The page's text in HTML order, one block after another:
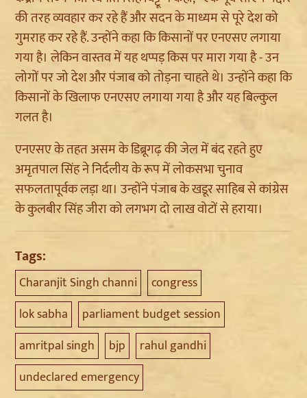
की तरह व्यवहार कर रहे हैं और सदन के माध्यम से पूरे देश को
गुमराह कर रहे हैं. उन्होंने कहा कि किसानों पर एनएसए लगाया
गया है। लेकिन वास्तव में यह थप्पड़ किस पर मारा गया है - उन
लोगों पर जो देश और पंजाब को तोड़ना चाहते थे। उन्होंने कहा कि
किसानों के खिलाफ एनएसए लगाया गया है और यह बिल्कुल
गलत है।
एनएसए के तहत असम के डिब्रूगढ़ की जेल में बंद रहते हुए
अमृतपाल सिंह ने निर्दलीय के रूप में लोकसभा चुनाव
सफलतापूर्वक लड़ा था। उन्होंने पंजाब के खडूर साहिब से कांग्रेस
के कुलबीर सिंह जीरा को लगभग दो लाख वोटों से हराया।
Tags:
Charanjit Singh channi
congress
lok sabha
parliament budget session
amritpal singh
bjp
rahul gandhi
undeclared emergency